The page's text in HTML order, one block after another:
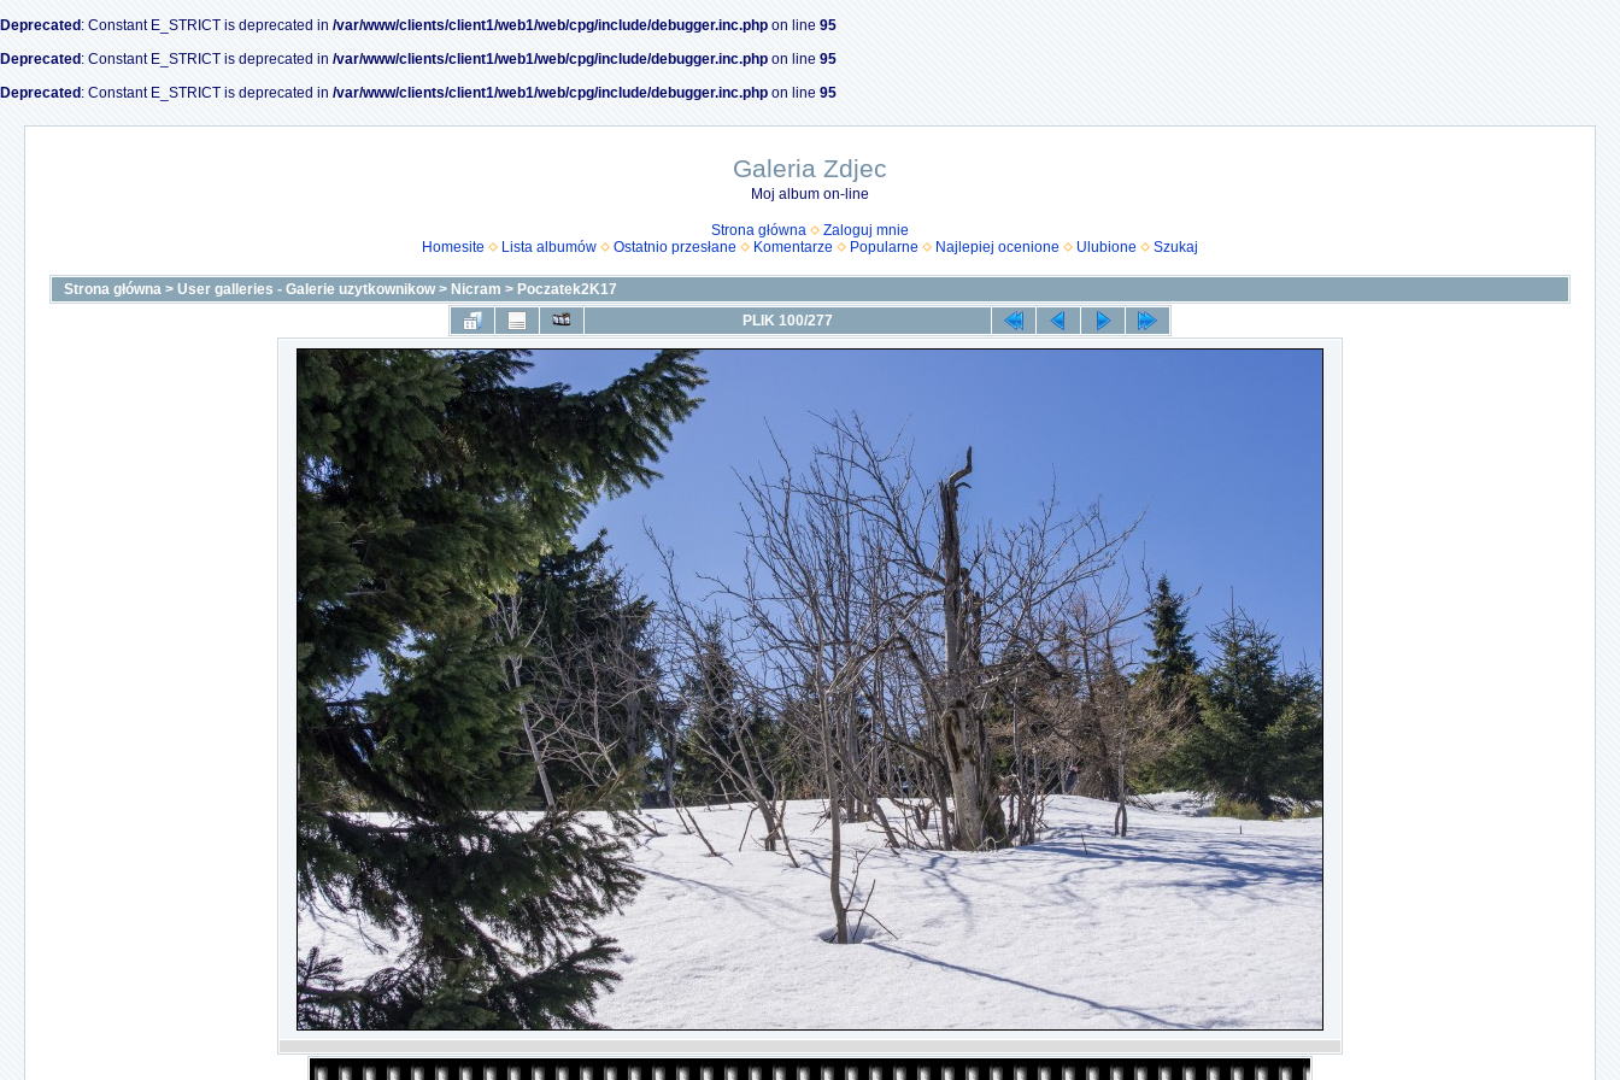
Deprecated : Constant E_STRICT is deprecated in /var/www/clients/client1/web1/web/cpg/include/debugger.inc.php on line 95
Deprecated : Constant E_STRICT is deprecated in /var/www/clients/client1/web1/web/cpg/include/debugger.inc.php on line 95
Deprecated : Constant E_STRICT is deprecated in /var/www/clients/client1/web1/web/cpg/include/debugger.inc.php on line 95
Galeria Zdjec
Moj album on-line
Strona główna
Zaloguj mnie
Homesite
Lista albumów Ostatnio przesłane Komentarze Popularne Najlepiej ocenione Ulubione Szukaj
Strona główna > User galleries - Galerie uzytkownikow> Nicram > Poczatek2K17
PLIK 100/277